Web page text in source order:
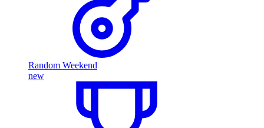
Random Weekend
new